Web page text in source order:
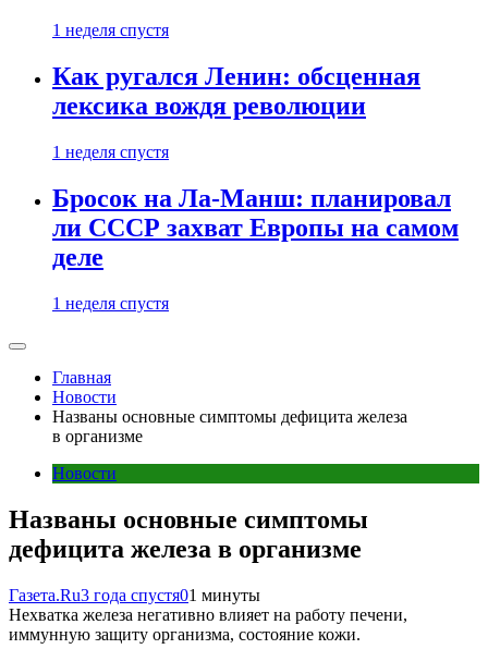
1 неделя спустя
Как ругался Ленин: обсценная
лексика вождя революции
1 неделя спустя
Бросок на Ла-Манш: планировал
ли СССР захват Европы на самом
деле
1 неделя спустя
Главная
Новости
Названы основные симптомы дефицита железа
в организме
Новости
Названы основные симптомы
дефицита железа в организме
Газета.Ru3 года спустя01 минуты
Нехватка железа негативно влияет на работу печени,
иммунную защиту организма, состояние кожи.